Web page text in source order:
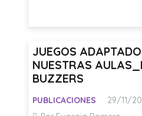
JUEGOS
NUESTRAS
BUZZERS
PUBLICACIONES 29/11/